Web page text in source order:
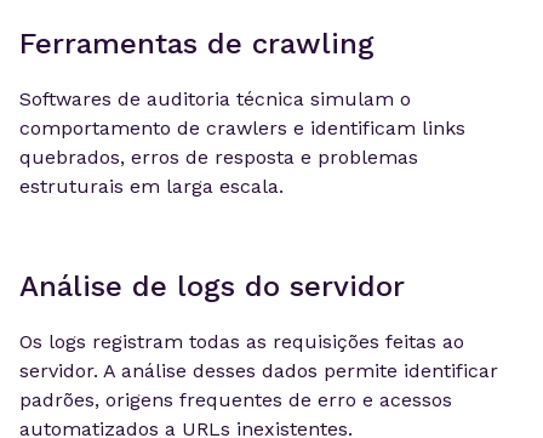
Ferramentas de crawling
Softwares de auditoria técnica simulam o
comportamento de crawlers e identificam links
quebrados, erros de resposta e problemas
estruturais em larga escala.
Análise de logs do servidor
Os logs registram todas as requisições feitas ao
servidor. A análise desses dados permite identificar
padrões, origens frequentes de erro e acessos
automatizados a URLs inexistentes.